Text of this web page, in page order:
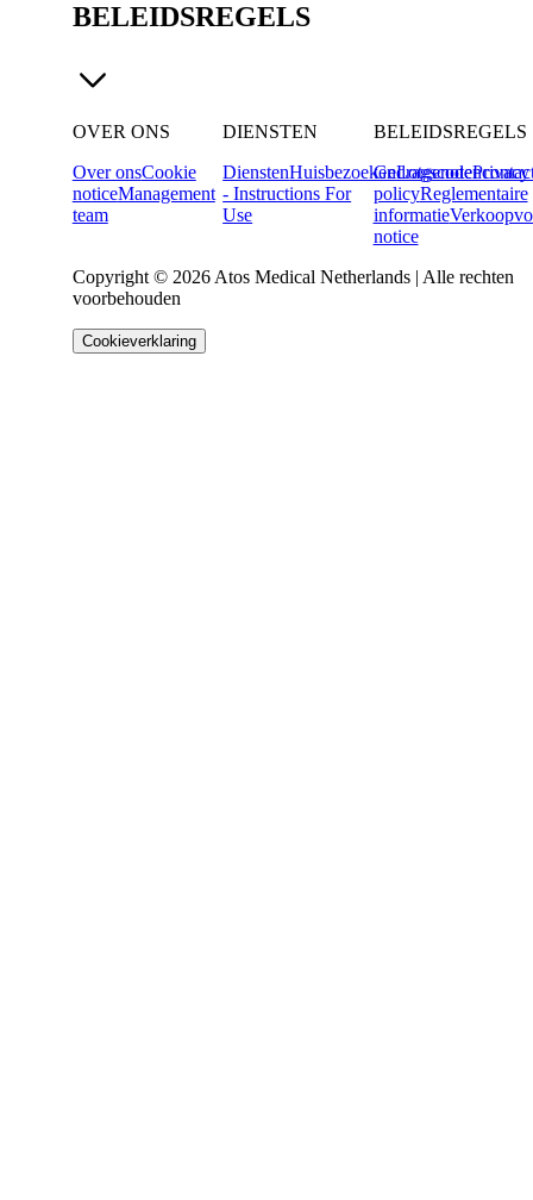
BELEIDSREGELS
OVER ONS
Over onsCookie
noticeManagement
team
DIENSTEN
DienstenHuisbezoeken
- Instructions For
Use
BELEIDSREGELS
GedragscodePrivacy
policyReglementaire
informatie
notice
Copyright © 2026 Atos Medical Netherlands | Alle rechten
voorbehouden
Cookieverklaring